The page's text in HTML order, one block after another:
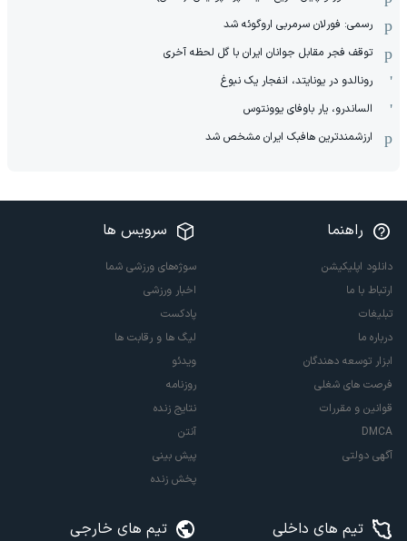
رسمی: فورلان سرمربی اروگوئه شد
توقف فجر مقابل جوانان ایران با گل لحظه آخری
رونالدو در یونایتد، انفجار یک نبوغ
الساندرو، یار باوفای یوونتوس
ارزشمندترین هافبک ایران مشخص شد
راهنما
دانلود اپلیکیشن
ارتباط با ما
تبلیغات
درباره ما
ابزار توسعه دهندگان
فرصت های شغلی
قوانین و مقررات
DMCA
آگهی دولتی
سرویس ها
سوژه‌های ورزشی شما
اخبار ورزشی
پادکست
لیگ ها و رقابت ها
ویدئو
روزنامه
نتایج زنده
آنتن
پیش بینی
پخش زنده
تیم های داخلی تیم های خارجی